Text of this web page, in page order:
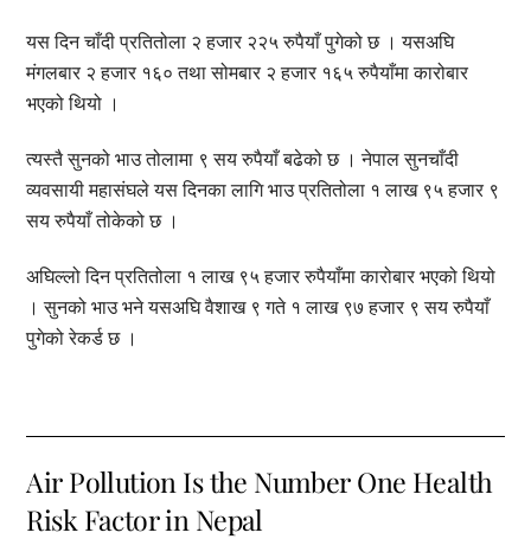
यस दिन चाँदी प्रतितोला २ हजार २२५ रुपैयाँ पुगेको छ । यसअघि
मंगलबार २ हजार १६० तथा सोमबार २ हजार १६५ रुपैयाँमा कारोबार
भएको थियो ।
त्यस्तै सुनको भाउ तोलामा ९ सय रुपैयाँ बढेको छ । नेपाल सुनचाँदी
व्यवसायी महासंघले यस दिनका लागि भाउ प्रतितोला १ लाख ९५ हजार ९
सय रुपैयाँ तोकेको छ ।
अघिल्लो दिन प्रतितोला १ लाख ९५ हजार रुपैयाँमा कारोबार भएको थियो
। सुनको भाउ भने यसअघि वैशाख ९ गते १ लाख ९७ हजार ९ सय रुपैयाँ
पुगेको रेकर्ड छ ।
Air Pollution Is the Number One Health
Risk Factor in Nepal